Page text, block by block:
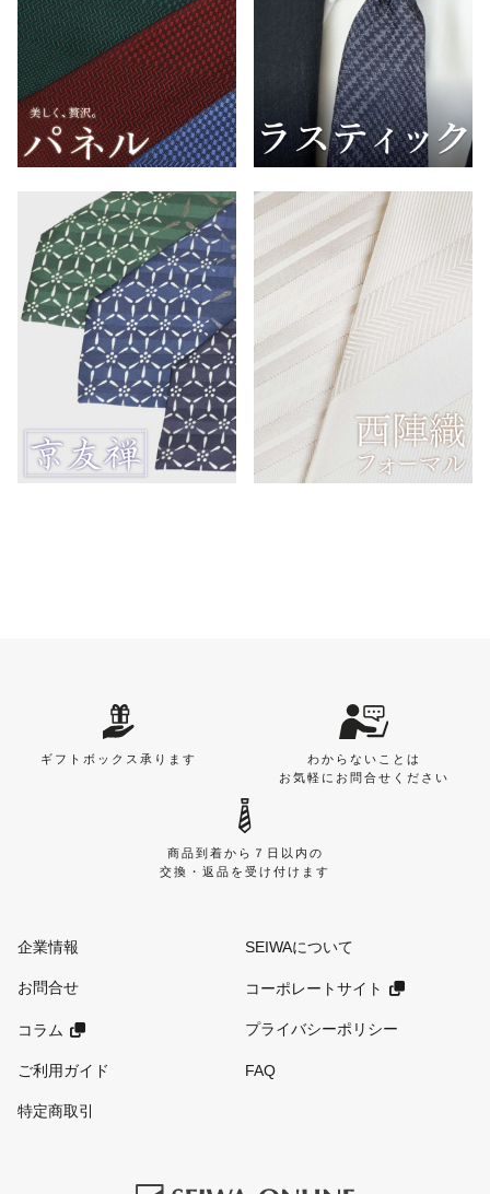
ギフトボックス承ります
わからないことは
お気軽にお問合せください
商品到着から７日以内の
交換・返品を受け付けます
企業情報 SEIWAについて
お問合せ コーポレートサイト
コラム プライバシーポリシー
ご利用ガイド FAQ
特定商取引